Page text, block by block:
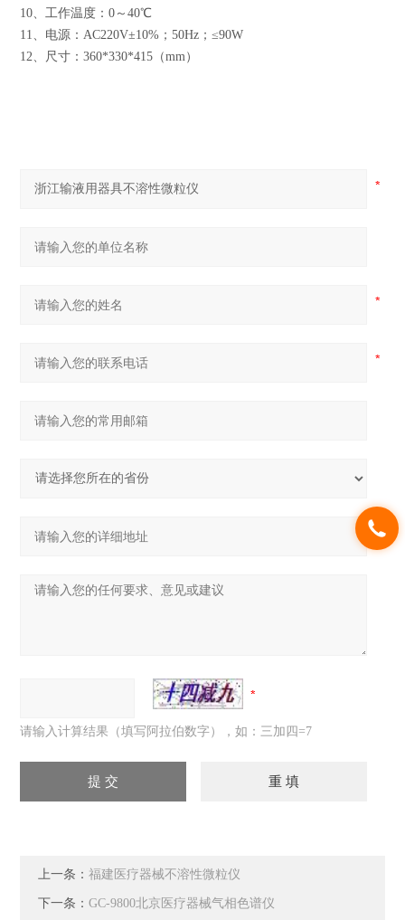
10、工作温度：0～40℃
11、电源：AC220V±10%；50Hz；≤90W
12、尺寸：360*330*415（mm）
请输入计算结果（填写阿拉伯数字），如：三加四=7
上一条：福建医疗器械不溶性微粒仪
下一条：GC-9800北京医疗器械气相色谱仪